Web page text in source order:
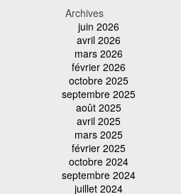
Archives
juin 2026
avril 2026
mars 2026
février 2026
octobre 2025
septembre 2025
août 2025
avril 2025
mars 2025
février 2025
octobre 2024
septembre 2024
juillet 2024